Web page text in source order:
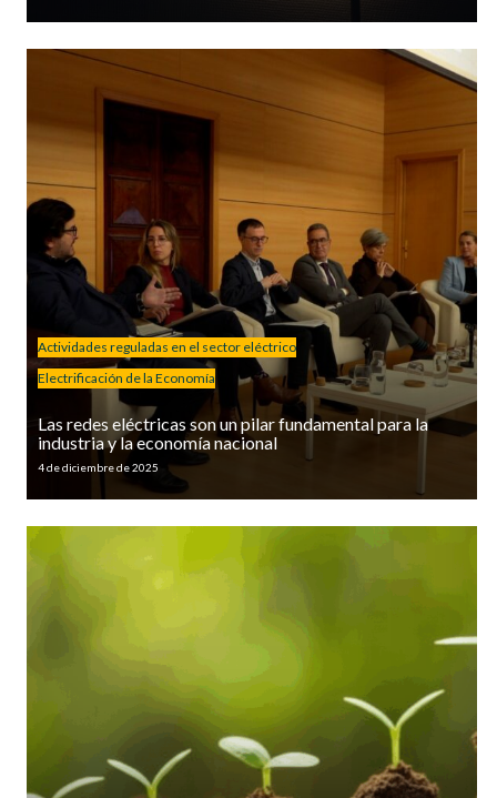
Actividades reguladas en el sector eléctrico
Electrificación de la Economía
Las redes eléctricas son un pilar fundamental para la
industria y la economía nacional
4 de diciembre de 2025